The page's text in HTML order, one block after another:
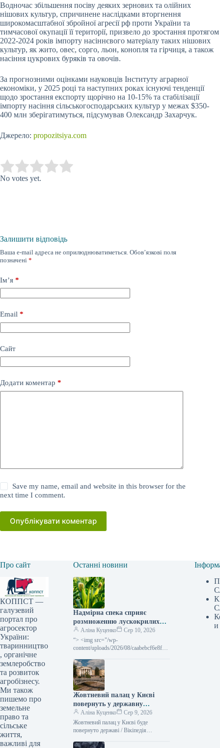
Водночас збільшення посіву деяких зернових та олійних
нішових культур, спричинене наслідками вторгнення
широкомасштабної збройної агресії рф проти України та
тимчасової окупації її території, призвело до зростання протягом
2022-2024 років імпорту насіннєвого матеріалу таких нішових
культур, як жито, овес, сорго, льон, конопля та гірчиця, а також
насіння цукрових буряків та овочів.
За прогнозними оцінками науковців Інституту аграрної
економіки, у 2025 році та наступних роках існуючі тенденції
щодо зростання експорту щорічно на 10-15% та стабілізації
імпорту насіння сільськогосподарських культур у межах $350-
400 млн зберігатимуться, підсумував Олександр Захарчук.
Джерело: propozitsiya.com
Rate this item:
No votes yet.
Залишити відповідь
Ваша e-mail адреса не оприлюднюватиметься. Обов’язкові поля
позначені *
Ім’я *
Email *
Сайт
Додати коментар *
Save my name, email and website in this browser for the
next time I comment.
Опублікувати коментар
Про сайт
КОППСТ —
галузевий
портал про
агросектор
України:
тваринництво
, органічне
землеробство
та розвиток
агробізнесу.
Ми також
пишемо про
земельне
право та
сільське
життя,
важливі для
Останні новини
Надмірна спека сприяє
розмноженню лускокрилих
шкідників, ставлячи під
загрозу врожай кукурудзи та
соняшнику —
Аліна Куценко
Сер 10, 2026
“> <img src="/wp-
content/uploads/2026/08/caabebcf6e8f55
encourages the spread of lepidopteran
pests in corn and sunflower"
Жовтневий палац у Києві
повернуть у державну
власність – рішення суду –
Delo.ua
Аліна Куценко
Сер 9, 2026
Жовтневий палац у Києві буде
повернуто державі / Вікіпедія
задовольнив запит прокуратури та
и